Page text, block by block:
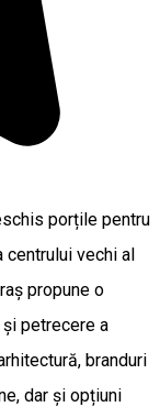
porțile pentru
centrului vechi al
propune o
petrecere a
branduri
dar și opțiuni